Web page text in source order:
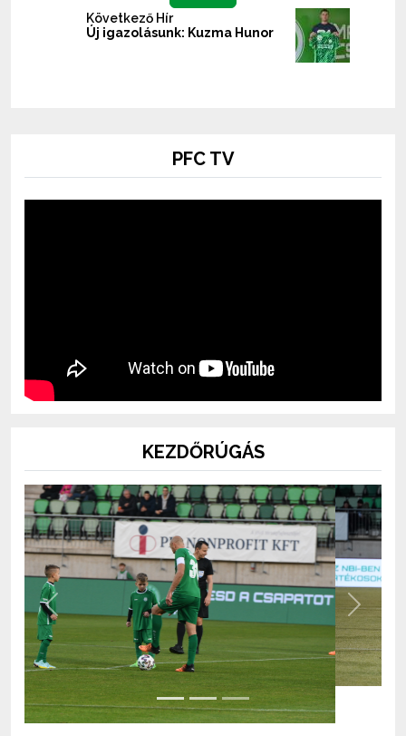
Következő Hír
Új igazolásunk: Kuzma Hunor
PFC TV
KEZDŐRÚGÁS
Previous Next